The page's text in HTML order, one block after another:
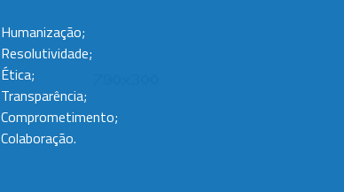
Humanização;
Resolutividade;
Ética;
Transparência;
Comprometimento;
Colaboração.